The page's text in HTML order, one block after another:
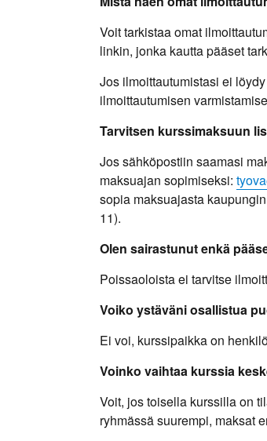
Voit tarkistaa omat
linkin, jonka kautta pääset
Jos ilmoittautumistasi ei
ilmoittautumisen
Tarvitsen kurssimaksuun
Jos sähköpostiin saamasi
maksuajan sopimiseksi:
sopia maksuajasta
11).
Olen sairastunut enkä
Poissaoloista ei tarvitse
Voiko ystäväni osallistua
Ei voi, kurssipaikka on
Voinko vaihtaa kurssia
Voit, jos toisella kurssilla on
ryhmässä suurempi, maksat